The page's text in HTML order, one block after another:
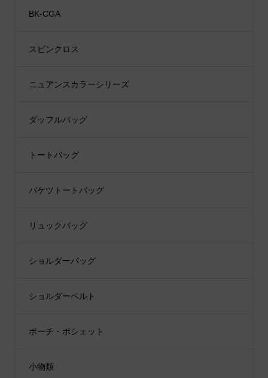
BK-CGA
スピンクロス
ニュアンスカラーシリーズ
ダッフルバッグ
トートバッグ
バケツトートバッグ
リュックバッグ
ショルダーバッグ
ショルダーベルト
ポーチ・ポシェット
小物類